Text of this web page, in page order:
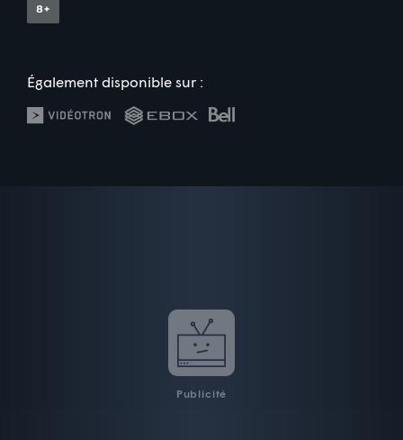
Également disponible sur :
Publicité